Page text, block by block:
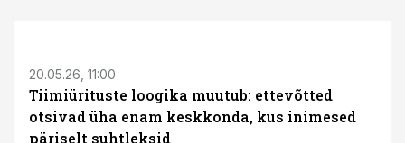
20.05.26, 11:00
Tiimiürituste loogika muutub: ettevõtted
otsivad üha enam keskkonda, kus inimesed
päriselt suhtleksid